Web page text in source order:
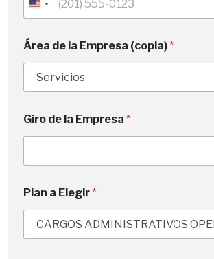
U
i
e
d
t
a
s
1
Área de la Empresa (copia)*
Giro de la Empresa *
Plan a Elegir*